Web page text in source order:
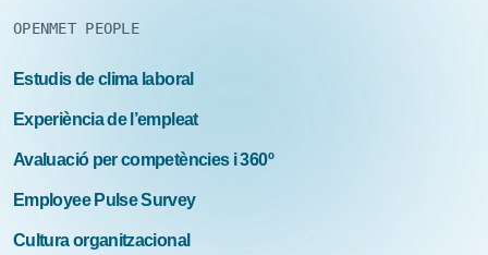
OPENMET PEOPLE
Estudis de clima laboral
Experiència de l’empleat
Avaluació per competències i 360º
Employee Pulse Survey
Cultura organitzacional